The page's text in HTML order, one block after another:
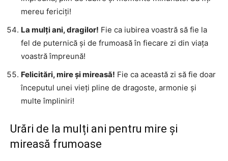
mereu fericiți!
La mulți ani, dragilor! Fie ca iubirea voastră să fie la
fel de puternică și de frumoasă în fiecare zi din viața
voastră împreună!
Felicitări, mire și mireasă! Fie ca această zi să fie doar
începutul unei vieți pline de dragoste, armonie și
multe împliniri!
Urări de la mulți ani pentru mire și
mireasă frumoase